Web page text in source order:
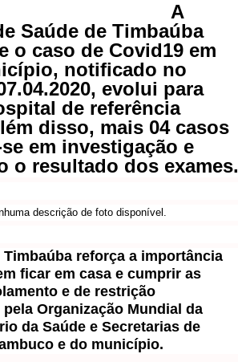
A
Saúde de Timbaúba
o caso de Covid19 em
notificado no
evolui para
de referência
disso, mais 04 casos
em investigação e
o resultado dos exames.
Timbaúba reforça a importância
ficar em casa e cumprir as
e de restrição
Organização Mundial da
da Saúde e Secretarias de
e do município.